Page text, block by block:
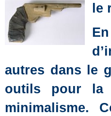
le
autres dans le
outils pour la
minimalisme.